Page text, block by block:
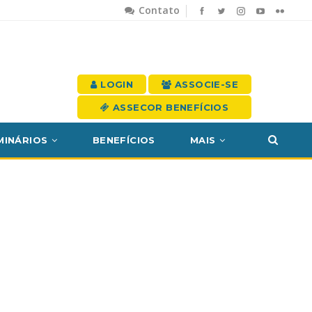
Contato
LOGIN ASSOCIE-SE
ASSECOR BENEFÍCIOS
BENEFÍCIOS MAIS